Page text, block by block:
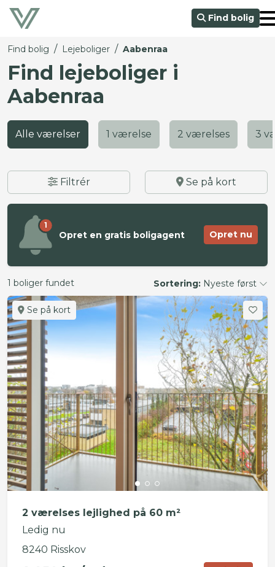
Find bolig
Find bolig / Lejeboliger / Aabenraa
Find lejeboliger i
Aabenraa
Alle værelser 1 værelse 2 værelses 3
Filtrér Se på kort
1
Opret en gratis boligagent Opret nu
1 boliger fundet Sortering: Nyeste først
Se på kort
2 værelses lejlighed på 60 m²
Ledig nu
8240 Risskov